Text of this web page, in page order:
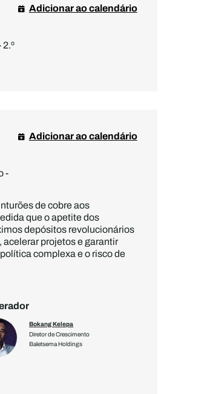
Adicionar ao calendário
-
Adicionar ao calendário
de cobre aos
que o apetite dos
depósitos revolucionários
projetos e garantir
complexa e o risco de
Bokang Kelepa
Diretor de Crescimento
Baletsema Holdings